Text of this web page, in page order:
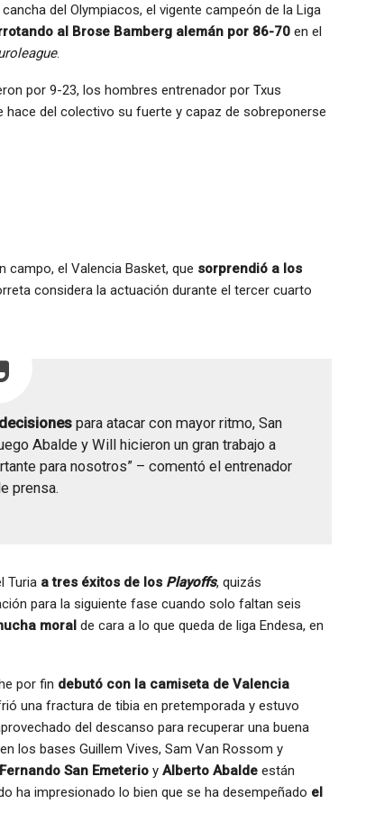
del Olympiacos, el vigente campeón de la Liga
al Brose Bamberg alemán por 86-70 en el
.
por 9-23, los hombres entrenador por Txus
hace del colectivo su fuerte y capaz de sobreponerse
campo, el Valencia Basket, que sorprendió a los
considera la actuación durante el tercer cuarto
para atacar con mayor ritmo, San
Abalde y Will hicieron un gran trabajo a
para nosotros” – comentó el entrenador
prensa.
Turia a tres éxitos de los Playoffs, quizás
para la siguiente fase cuando solo faltan seis
moral de cara a lo que queda de liga Endesa, en
por fin debutó con la camiseta de Valencia
una fractura de tibia en pretemporada y estuvo
del descanso para recuperar una buena
los bases Guillem Vives, Sam Van Rossom y
Fernando San Emeterio y Alberto Abalde están
ha impresionado lo bien que se ha desempeñado el